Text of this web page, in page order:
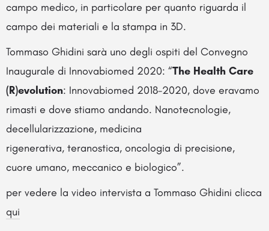
campo medico, in particolare per quanto riguarda il
campo dei materiali e la stampa in 3D.
Tommaso Ghidini sarà uno degli ospiti del Convegno
Inaugurale di Innovabiomed 2020: “The Health Care
(R)evolution: Innovabiomed 2018-2020, dove eravamo
rimasti e dove stiamo andando. Nanotecnologie,
decellularizzazione, medicina
rigenerativa, teranostica, oncologia di precisione,
cuore umano, meccanico e biologico”.
per vedere la video intervista a Tommaso Ghidini clicca
qui